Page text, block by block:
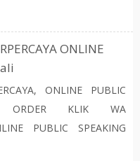
ONLINE
ONLINE PUBLIC
ORDER KLIK WA
PUBLIC SPEAKING